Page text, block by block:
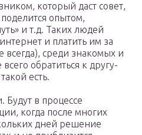
который даст совет,
опытом,
и т.д. Таких людей
и платить им за
всегда), среди знакомых и
обратиться к другу-
есть.
Будут в процессе
когда после многих
дней решение